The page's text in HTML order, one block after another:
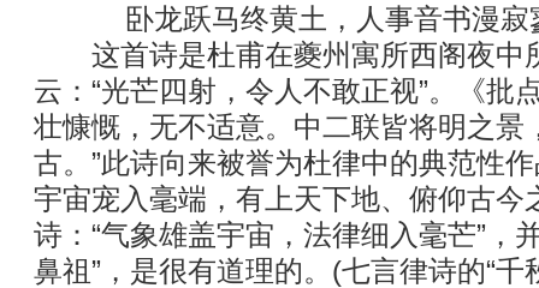
卧龙跃马终黄土，人事音书漫寂
这首诗是杜甫在夔州寓所西阁夜中
云：“光芒四射，令人不敢正视”。《批
壮慷慨，无不适意。中二联皆将明之景
古。”此诗向来被誉为杜律中的典范性
宇宙宠入毫端，有上天下地、俯仰古今
诗：“气象雄盖宇宙，法律细入毫芒”，
鼻祖”，是很有道理的。(七言律诗的“千